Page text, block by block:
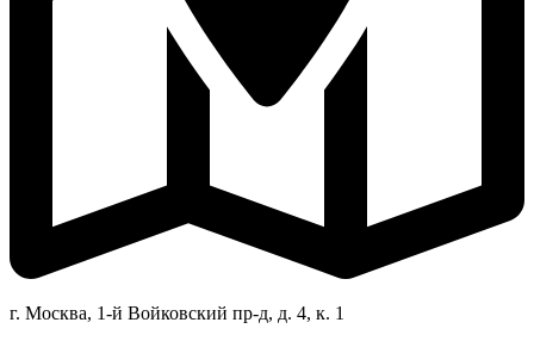
г. Москва, 1-й Войковский пр-д, д. 4, к. 1